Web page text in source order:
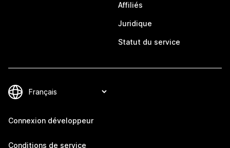
Affiliés
Juridique
Statut du service
Connexion développeur
Conditions de service